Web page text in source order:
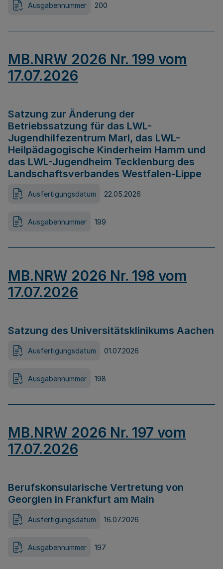
Ausgabennummer 200
MB.NRW 2026 Nr. 199 vom
17.07.2026
Satzung zur Änderung der
Betriebssatzung für das LWL-
Jugendhilfezentrum Marl, das LWL-
Heilpädagogische Kinderheim Hamm und
das LWL-Jugendheim Tecklenburg des
Landschaftsverbandes Westfalen-Lippe
Ausfertigungsdatum 22.05.2026
Ausgabennummer 199
MB.NRW 2026 Nr. 198 vom
17.07.2026
Satzung des Universitätsklinikums Aachen
Ausfertigungsdatum 01.07.2026
Ausgabennummer 198
MB.NRW 2026 Nr. 197 vom
17.07.2026
Berufskonsularische Vertretung von
Georgien in Frankfurt am Main
Ausfertigungsdatum 16.07.2026
Ausgabennummer 197